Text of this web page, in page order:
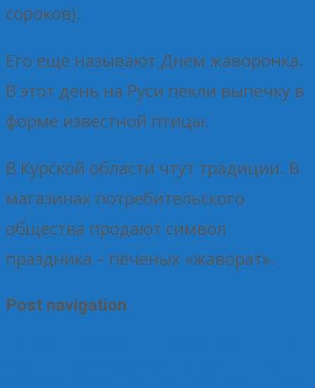
сороков).
Его еще называют Днем жаворонка.
В этот день на Руси пекли выпечку в
форме известной птицы.
В Курской области чтут традиции. В
магазинах потребительского
общества продают символ
праздника – печеных «жаворат».
Post navigation